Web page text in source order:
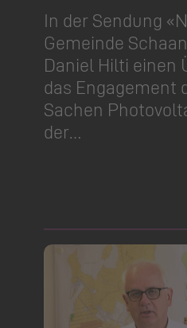
In der Sendung
Gemeinde
Daniel Hilti einen
das Engagement
Sachen
der…